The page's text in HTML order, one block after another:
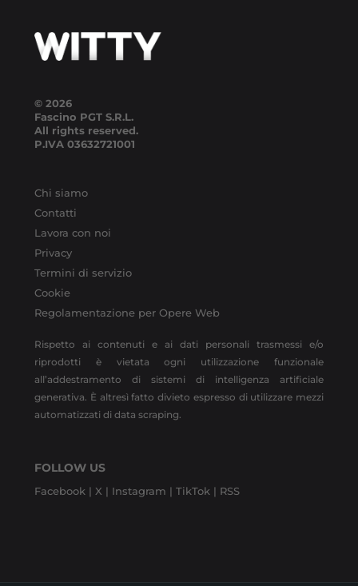
© 2026
Fascino PGT S.R.L.
All rights reserved.
P.IVA 03632721001
Chi siamo
Contatti
Lavora con noi
Privacy
Termini di servizio
Cookie
Regolamentazione per Opere Web
Rispetto ai contenuti e ai dati personali trasmessi e/o
riprodotti è vietata ogni utilizzazione funzionale
all’addestramento di sistemi di intelligenza artificiale
generativa. È altresì fatto divieto espresso di utilizzare mezzi
automatizzati di data scraping.
FOLLOW US
Facebook | X | Instagram | TikTok | RSS